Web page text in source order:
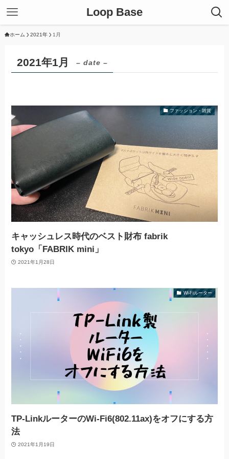
Loop Base
ホーム 2021年 1月
2021年1月 – date –
ファッション・雑貨
キャッシュレス時代のベスト財布 fabrik
tokyo「FABRIK mini」
2021年1月28日
Wi-Fiルーター
TP-LinkルーターのWi-Fi6(802.11ax)をオフにする方
法
2021年1月19日